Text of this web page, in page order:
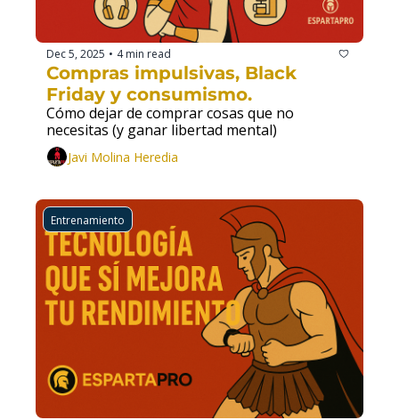
Dec 5, 2025 • 4 min read
Compras impulsivas, Black
Friday y consumismo.
Cómo dejar de comprar cosas que no
necesitas (y ganar libertad mental)
Javi Molina Heredia
Entrenamiento